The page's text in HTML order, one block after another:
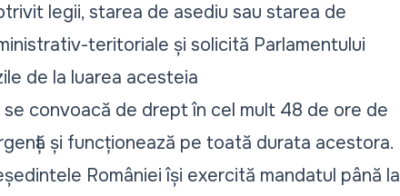
legii, starea de asediu sau starea de
teritoriale și solicită Parlamentului
de la luarea acesteia
convoacă de drept în cel mult 48 de ore de
și funcționează pe toată durata acestora.
României își exercită mandatul până la